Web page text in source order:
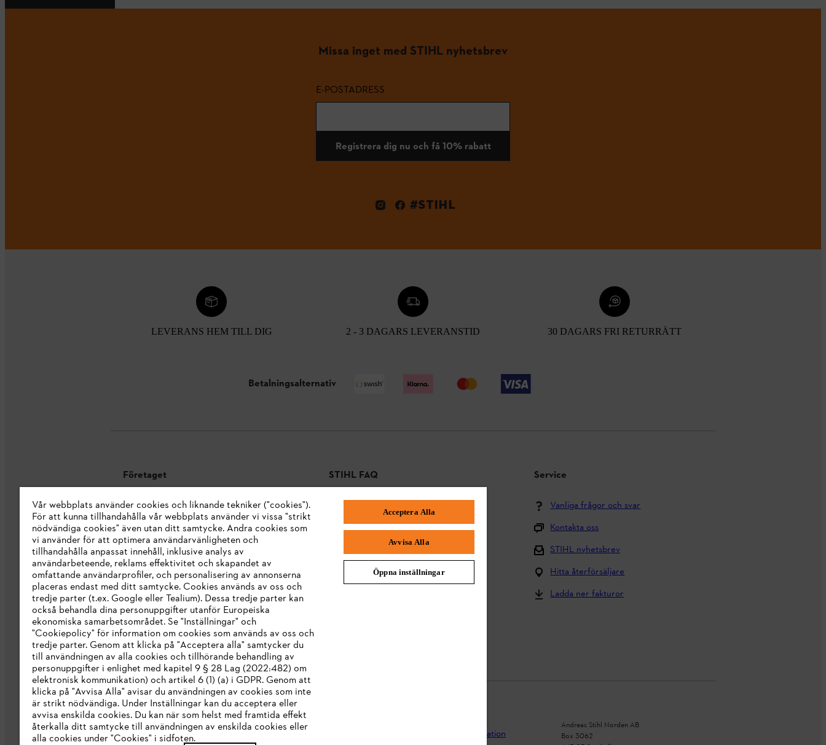
Missa inget med STIHL nyhetsbrev
E-POSTADRESS
Registrera dig nu och få 10% rabatt
#STIHL
LEVERANS HEM TILL DIG 2 - 3 DAGARS LEVERANSTID 30 DAGARS FRI RETURRÄTT
Betalningsalternativ
Företaget
Om oss
STIHL Integrity Line
STIHL varumärkesbutik
Tillgänglighetsredogörelse
STIHL FAQ
Frakt och leverans
Reklamationer och garanti
Service
Vanliga frågor och svar
Kontakta oss
STIHL nyhetsbrev
Hitta återförsäljare
Ladda ner fakturor
Allmänna villkor och bestämmelser Juridisk information
Andreas Stihl Norden AB
Box 3062
Vår webbplats använder cookies och liknande tekniker ("cookies").
För att kunna tillhandahålla vår webbplats använder vi vissa "strikt
nödvändiga cookies" även utan ditt samtycke. Andra cookies som
vi använder för att optimera användarvänligheten och
tillhandahålla anpassat innehåll, inklusive analys av
användarbeteende, reklams effektivitet och skapandet av
omfattande användarprofiler, och personalisering av annonserna
placeras endast med ditt samtycke. Cookies används av oss och
tredje parter (t.ex. Google eller Tealium). Dessa tredje parter kan
också behandla dina personuppgifter utanför Europeiska
ekonomiska samarbetsområdet. Se "Inställningar" och
"Cookiepolicy" för information om cookies som används av oss och
tredje parter. Genom att klicka på "Acceptera alla" samtycker du
till användningen av alla cookies och tillhörande behandling av
personuppgifter i enlighet med kapitel 9 § 28 Lag (2022:482) om
elektronisk kommunikation) och artikel 6 (1) (a) i GDPR. Genom att
klicka på "Avvisa Alla" avisar du användningen av cookies som inte
är strikt nödvändiga. Under Inställningar kan du acceptera eller
avvisa enskilda cookies. Du kan när som helst med framtida effekt
återkalla ditt samtycke till användningen av enskilda cookies eller
alla cookies under "Cookies" i sidfoten.
Acceptera Alla
Avvisa Alla
Öppna inställningar